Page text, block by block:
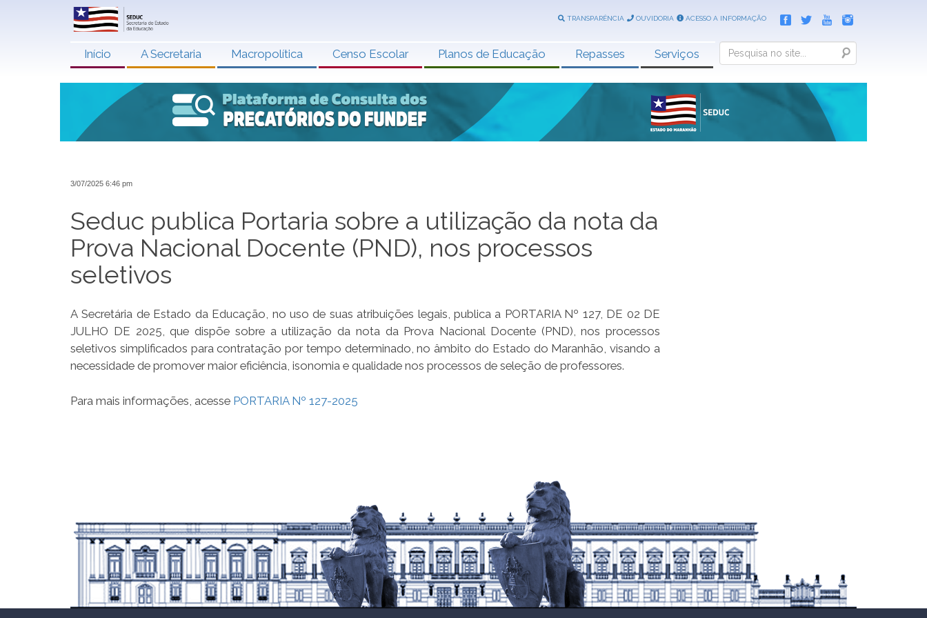
TRANSPARÊNCIA OUVIDORIA ACESSO A INFORMAÇÃO
Início A Secretaria Macropolítica Censo Escolar Planos de Educação Repasses Serviços Search
3/07/2025 6:46 pm
Seduc publica Portaria sobre a utilização da nota da
Prova Nacional Docente (PND), nos processos
seletivos
ASecretária de Estado da Educação, no uso de suas atribuições legais, publica a PORTARIA Nº 127, DE 02 DE
JULHO DE 2025, que dispõe sobre a utilização da nota da Prova Nacional Docente (PND), nos processos
seletivos simplificados para contratação por tempo determinado, no âmbito do Estado do Maranhão, visando a
necessidade de promover maior eficiência, isonomia e qualidade nos processos de seleção de professores.
Para mais informações, acesse PORTARIA Nº 127-2025